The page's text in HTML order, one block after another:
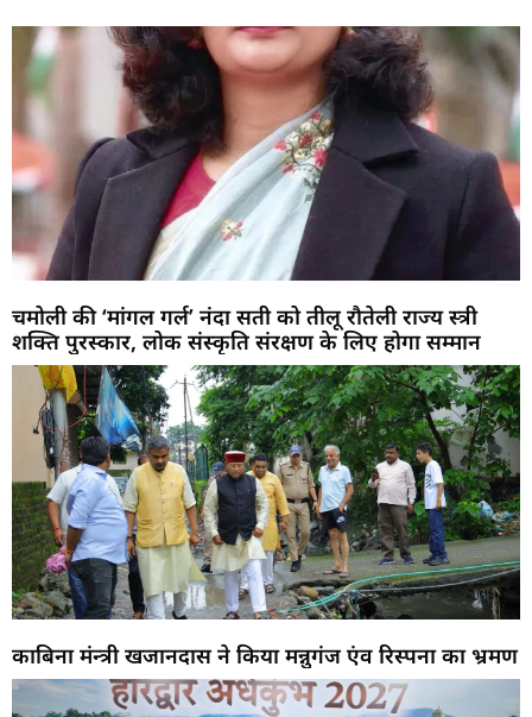
चमोली की ‘मांगल गर्ल’ नंदा सती को तीलू रौतेली राज्य स्त्री
शक्ति पुरस्कार, लोक संस्कृति संरक्षण के लिए होगा सम्मान
काबिना मंन्त्री खजानदास ने किया मन्नुगंज एंव रिस्पना का भ्रमण